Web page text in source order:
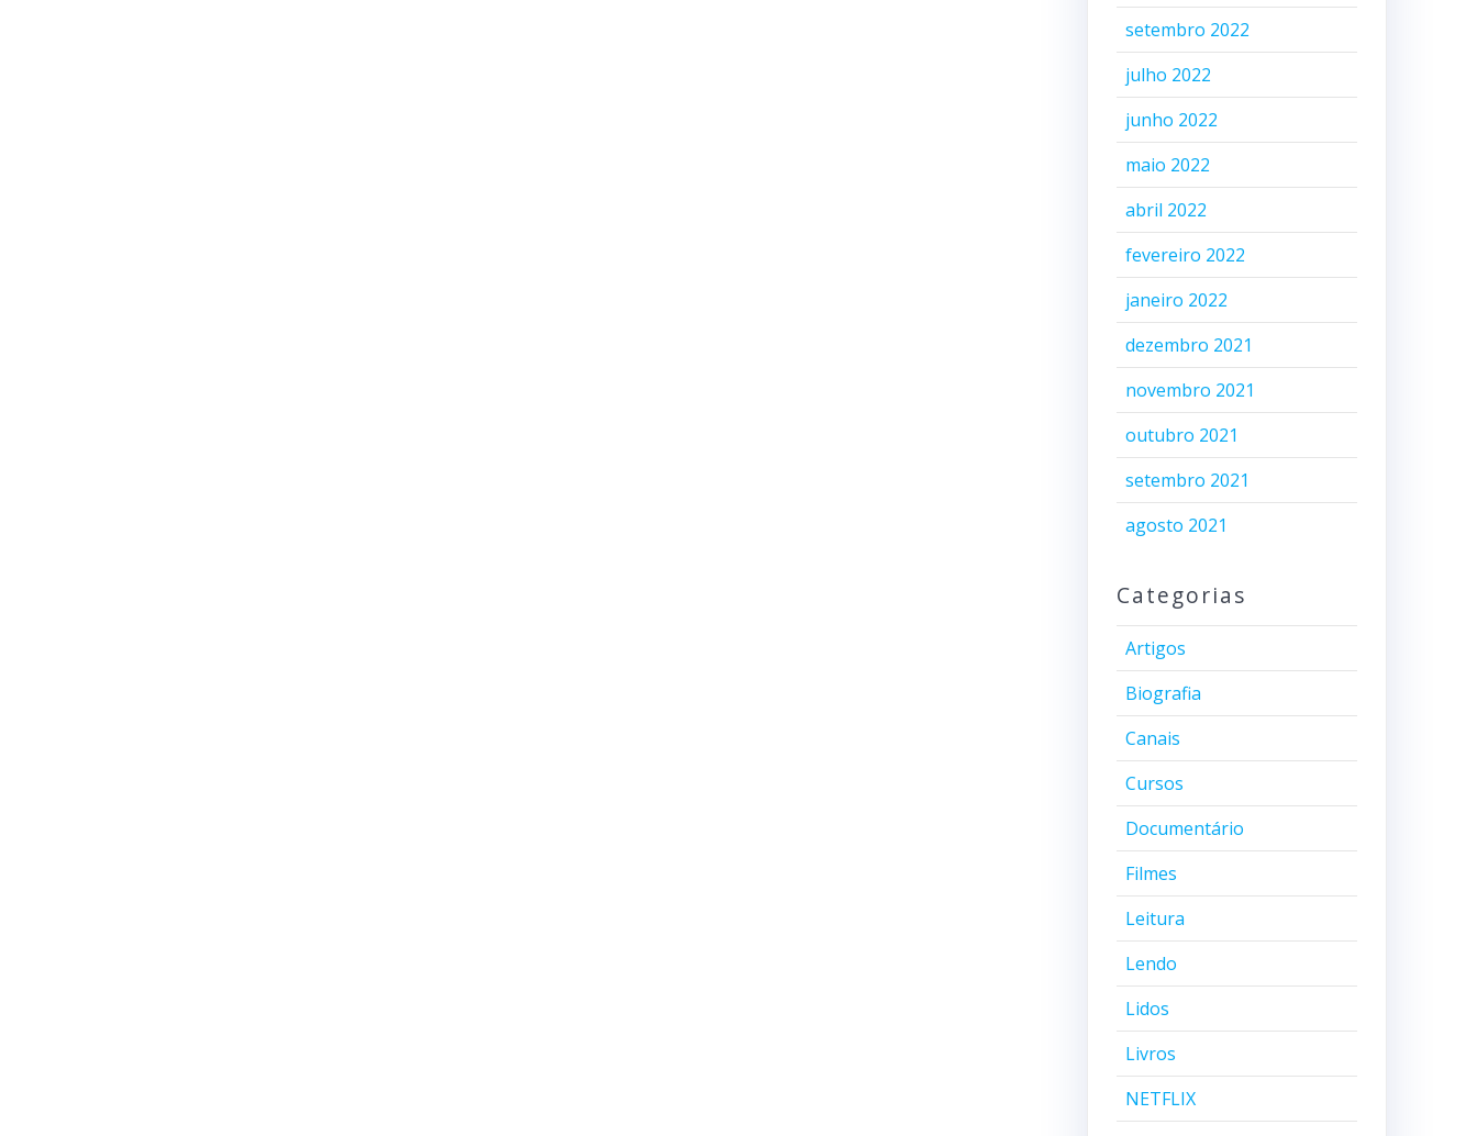
setembro 2022
julho 2022
junho 2022
maio 2022
abril 2022
fevereiro 2022
janeiro 2022
dezembro 2021
novembro 2021
outubro 2021
setembro 2021
agosto 2021
Categorias
Artigos
Biografia
Canais
Cursos
Documentário
Filmes
Leitura
Lendo
Lidos
Livros
NETFLIX